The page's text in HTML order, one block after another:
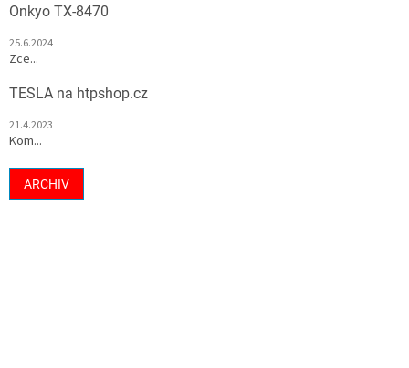
Onkyo TX-8470
25.6.2024
Zce...
TESLA na htpshop.cz
21.4.2023
Kom...
ARCHIV